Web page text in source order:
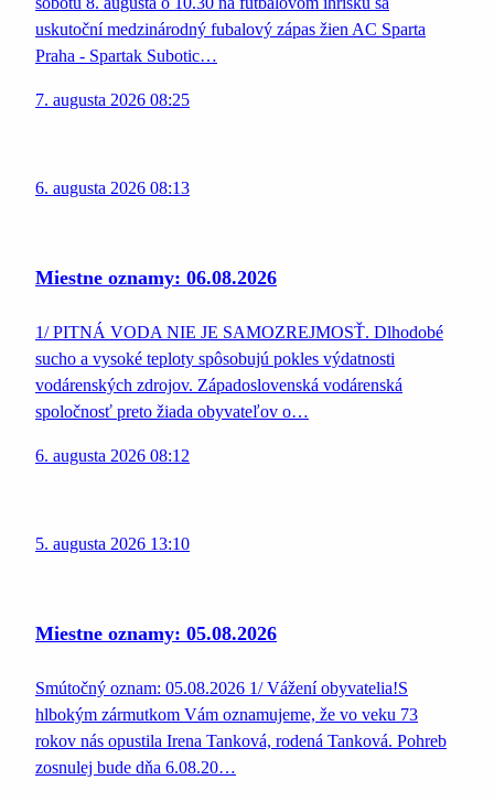
uskutoční medzinárodný fubalový zápas žien AC Sparta
Praha - Spartak Subotic…
7. augusta 2026 08:25
6. augusta 2026 08:13
Miestne oznamy: 06.08.2026
1/ PITNÁ VODA NIE JE SAMOZREJMOSŤ. Dlhodobé
sucho a vysoké teploty spôsobujú pokles výdatnosti
vodárenských zdrojov. Západoslovenská vodárenská
spoločnosť preto žiada obyvateľov o…
6. augusta 2026 08:12
5. augusta 2026 13:10
Miestne oznamy: 05.08.2026
Smútočný oznam: 05.08.2026 1/ Vážení obyvatelia!S
hlbokým zármutkom Vám oznamujeme, že vo veku 73
rokov nás opustila Irena Tanková, rodená Tanková. Pohreb
zosnulej bude dňa 6.08.20…